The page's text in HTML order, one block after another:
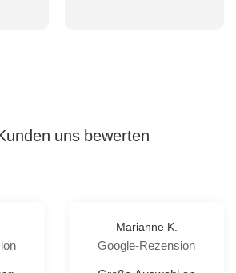
uns bewerten
Marianne K.
Google-Rezension